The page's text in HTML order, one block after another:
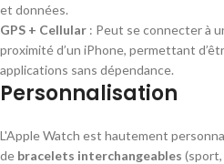
et données.
GPS + Cellular : Peut se connecter à
proximité d’un iPhone, permettant
applications sans dépendance.
Personnalisation
L'Apple Watch est hautement
de bracelets interchangeables (sport,